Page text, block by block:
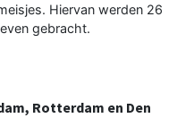
Hiervan werden 26
gebracht.
Rotterdam en Den